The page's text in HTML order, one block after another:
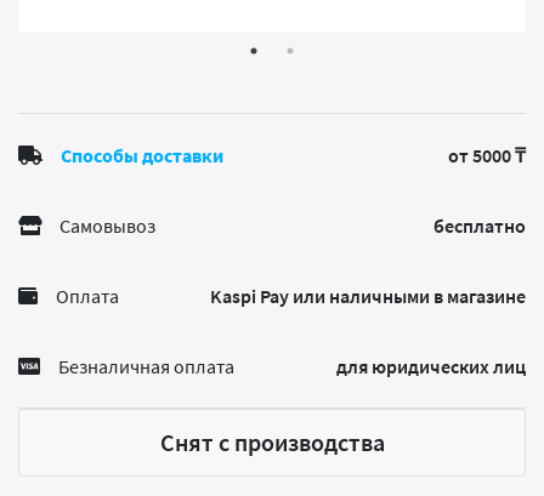
Способы доставки от 5000 ₸
Самовывоз бесплатно
Оплата Kaspi Pay или наличными в магазине
Безналичная оплата для юридических лиц
Снят с производства